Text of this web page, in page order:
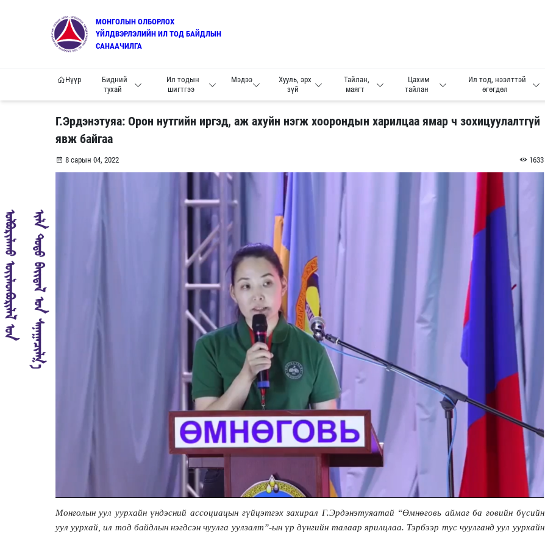
МОНГОЛЫН ОЛБОРЛОХ
ҮЙЛДВЭРЛЭЛИЙН ИЛ ТОД БАЙДЛЫН
САНААЧИЛГА
Нүүр
Бидний
тухай
Ил тодын
шигтгээ
Мэдээ
Хууль, эрх
зүй
Тайлан,
маягт
Цахим
тайлан
Ил тод, нээлттэй
өгөгдөл
Г.Эрдэнэтуяа: Орон нутгийн иргэд, аж ахуйн нэгж хоорондын харилцаа ямар ч зохицуулалтгүй
явж байгаа
8 сарын 04, 2022 1633
Монголын уул уурхайн үндэсний ассоциацын гүйцэтгэх захирал Г.Эрдэнэтуяатай “Өмнөговь аймаг ба говийн бүсийн
уул уурхай, ил тод байдлын нэгдсэн чуулга уулзалт”-ын үр дүнгийн талаар ярилцлаа. Тэрбээр тус чуулганд уул уурхайн